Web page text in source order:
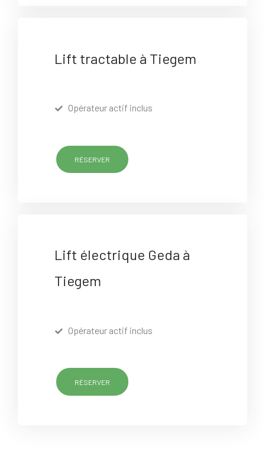
Lift tractable à Tiegem
Opérateur actif inclus
RÉSERVER
Lift électrique Geda à
Tiegem
Opérateur actif inclus
RÉSERVER